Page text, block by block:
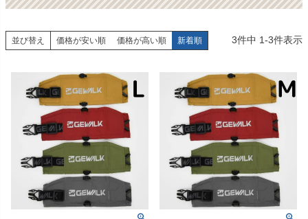
並び替え 価格が安い順 価格が高い順 新着順 3件中 1-3件表示